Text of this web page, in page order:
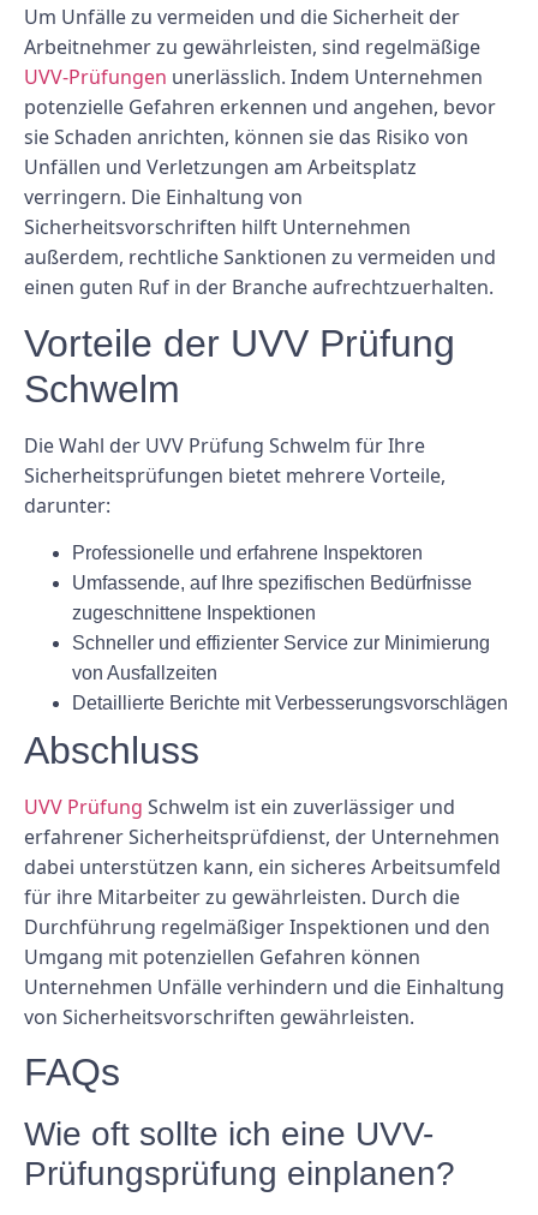
Um Unfälle zu vermeiden und die Sicherheit der
Arbeitnehmer zu gewährleisten, sind regelmäßige
UVV-Prüfungen unerlässlich. Indem Unternehmen
potenzielle Gefahren erkennen und angehen, bevor
sie Schaden anrichten, können sie das Risiko von
Unfällen und Verletzungen am Arbeitsplatz
verringern. Die Einhaltung von
Sicherheitsvorschriften hilft Unternehmen
außerdem, rechtliche Sanktionen zu vermeiden und
einen guten Ruf in der Branche aufrechtzuerhalten.
Vorteile der UVV Prüfung
Schwelm
Die Wahl der UVV Prüfung Schwelm für Ihre
Sicherheitsprüfungen bietet mehrere Vorteile,
darunter:
Professionelle und erfahrene Inspektoren
Umfassende, auf Ihre spezifischen Bedürfnisse
zugeschnittene Inspektionen
Schneller und effizienter Service zur Minimierung
von Ausfallzeiten
Detaillierte Berichte mit Verbesserungsvorschlägen
Abschluss
UVV Prüfung Schwelm ist ein zuverlässiger und
erfahrener Sicherheitsprüfdienst, der Unternehmen
dabei unterstützen kann, ein sicheres Arbeitsumfeld
für ihre Mitarbeiter zu gewährleisten. Durch die
Durchführung regelmäßiger Inspektionen und den
Umgang mit potenziellen Gefahren können
Unternehmen Unfälle verhindern und die Einhaltung
von Sicherheitsvorschriften gewährleisten.
FAQs
Wie oft sollte ich eine UVV-
Prüfungsprüfung einplanen?